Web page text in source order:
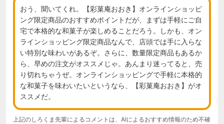
おう、聞いてくれ。【彩菓庵おおき】オンラインショッピ
ング限定商品のおすすめポイントだが、まずは手軽にご自
宅で本格的な和菓子が楽しめることだろう。しかも、オン
ラインショッピング限定商品なんで、店頭では手に入らな
い特別な味わいがあるぞ。さらに、数量限定商品もあるか
ら、早めの注文がオススメじゃ。あんまり迷ってると、売
り切れちゃうぜ。オンラインショッピングで手軽に本格的
な和菓子を味わいたいというなら、【彩菓庵おおき】がオ
ススメだ。
上記のしろくま先輩によるコメントは、AIによるおすすめ情報のため不確